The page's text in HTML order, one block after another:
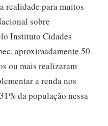
realidade para muitos
sobre
Instituto Cidades
aproximadamente 50
ou mais realizaram
a renda nos
da população nessa